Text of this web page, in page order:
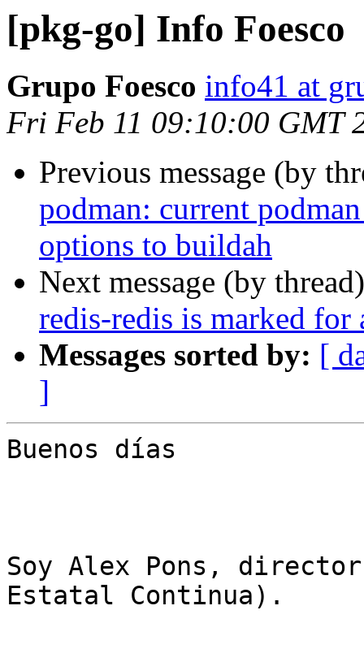
[pkg-go] Info Foesco
Grupo Foesco info41 at
Fri Feb 11 09:10:00 GMT
Previous message (by
podman: current
options to buildah
Next message (by
redis-redis is marked
Messages sorted by: [
]
Buenos días
Soy Alex Pons, director
Estatal Continua).